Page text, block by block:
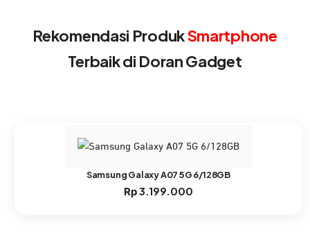
Rekomendasi ProdukSmartphone
Terbaik di Doran Gadget
Samsung Galaxy A07 5G 6/128GB
Rp3.199.000